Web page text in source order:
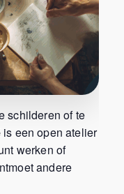
schilderen of te
is een open atelier
werken of
andere